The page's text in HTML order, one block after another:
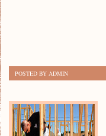
POSTED BY ADMIN